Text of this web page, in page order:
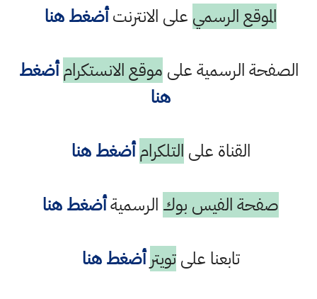
الموقع الرسمي على الانترنتأضغط هنا
الصفحة الرسمية على موقع الانستكرام أضغط
هنا
القناة على التلكرام أضغط هنا
صفحة الفيس بوك الرسميةأضغط هنا
تابعنا علىتويتر أضغط هنا